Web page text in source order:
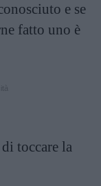
e se
fatto uno è
toccare la